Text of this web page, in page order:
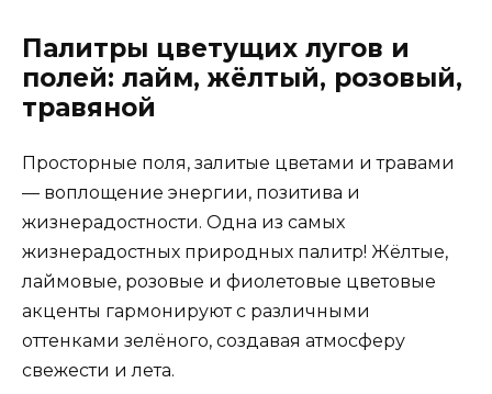
Палитры цветущих лугов и
полей: лайм, жёлтый, розовый,
травяной
Просторные поля, залитые цветами и травами
— воплощение энергии, позитива и
жизнерадостности. Одна из самых
жизнерадостных природных палитр! Жёлтые,
лаймовые, розовые и фиолетовые цветовые
акценты гармонируют с различными
оттенками зелёного, создавая атмосферу
свежести и лета.